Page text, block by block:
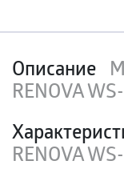
Описание
RENOVA
RENOVA